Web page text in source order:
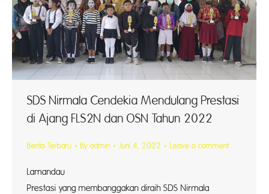
SDS Nirmala Cendekia Mendulang Prestasi
di Ajang FLS2N dan OSN Tahun 2022
Berita Terbaru By admin Juni 4, 2022 Leave a comment
Prestasi yang membanggakan diraih SDS Nirmala